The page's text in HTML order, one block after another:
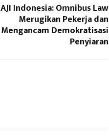
AJI Indonesia: Omnibus Law
Merugikan Pekerja dan
Mengancam Demokratisasi
Penyiaran